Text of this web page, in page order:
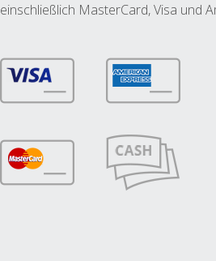
einschließlich MasterCard, Visa und